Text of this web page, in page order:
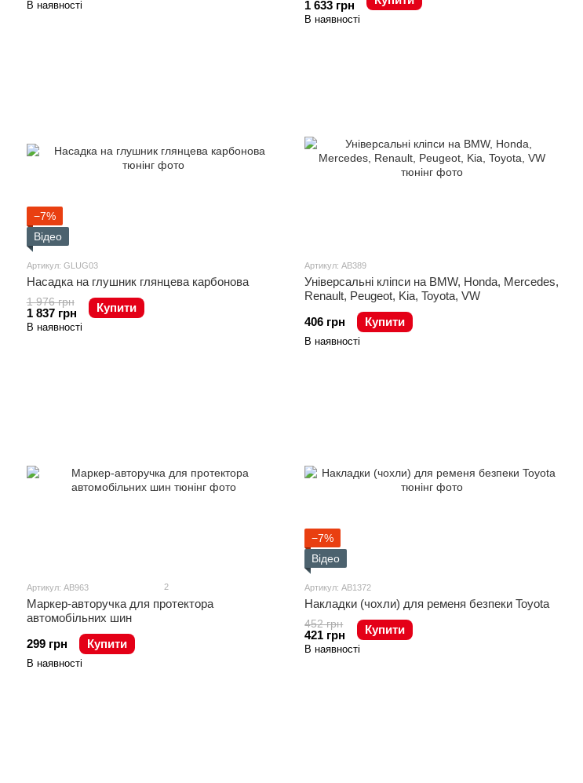
В наявності 1 633 грн
В наявності
−7%
Відео
Артикул: GLUG03
Насадка на глушник глянцева карбонова
1 976 грн
1 837 грн Купити
В наявності
Артикул: AB389
Універсальні кліпси на BMW, Honda, Mercedes,
Renault, Peugeot, Kia, Toyota, VW
406 грн
Купити
В наявності
Артикул: AB963 2
Маркер-авторучка для протектора
автомобільних шин
299 грн
Купити
В наявності
−7%
Відео
Артикул: AB1372
Накладки (чохли) для ременя безпеки Toyota
452 грн
421 грн Купити
В наявності